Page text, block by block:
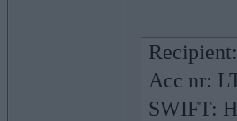
Acc nr:
SWIFT: